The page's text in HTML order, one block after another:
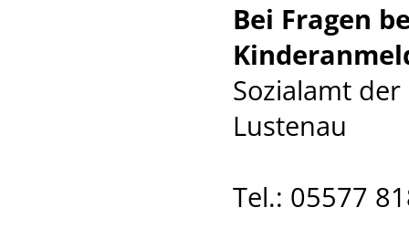
Bei Fragen
Sozialamt
Lustenau
Tel.: 05577